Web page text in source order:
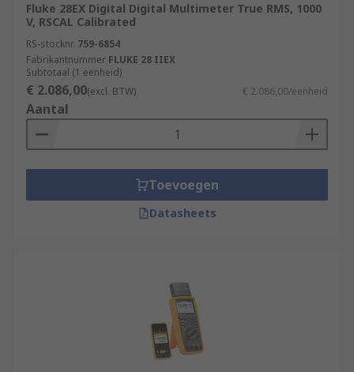
Fluke 28EX Digital Digital Multimeter True RMS, 1000
V, RSCAL Calibrated
RS-stocknr. 759-6854
Fabrikantnummer FLUKE 28 IIEX
Subtotaal (1 eenheid)
€ 2.086,00(excl. BTW) € 2.086,00/eenheid
Aantal
Toevoegen
Datasheets